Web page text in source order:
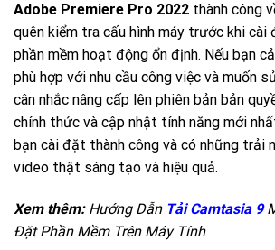
Adobe Premiere Pro 2022 thành công
quên kiểm tra cấu hình máy trước khi
phần mềm hoạt động ổn định. Nếu bạn
phù hợp với nhu cầu công việc và muốn
cân nhắc nâng cấp lên phiên bản bản
chính thức và cập nhật tính năng mới
bạn cài đặt thành công và có những trải
video thật sáng tạo và hiệu quả.
Xem thêm: Hướng Dẫn Tải Camtasia 9
Đặt Phần Mềm Trên Máy Tính